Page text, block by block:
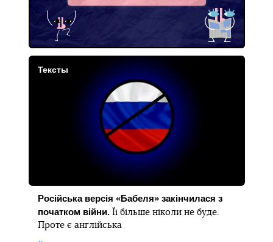
Тексты
Російська версія «Бабеля» закінчилася з
початком війни.Її більше ніколи не буде.
Проте є англійська